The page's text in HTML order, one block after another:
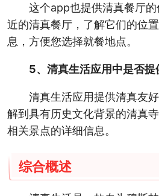
这个app也提供清真餐厅
近的清真餐厅，了解它们的位
息，方便您选择就餐地点。
5、清真生活应用中是否提
清真生活应用提供清真友
解到具有历史文化背景的清真
相关景点的详细信息。
综合概述